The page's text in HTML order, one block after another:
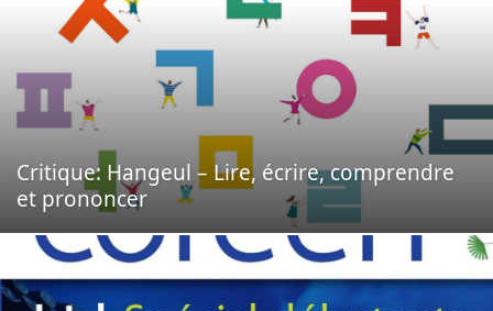
Critique: Hangeul – Lire, écrire, comprendre
et prononcer